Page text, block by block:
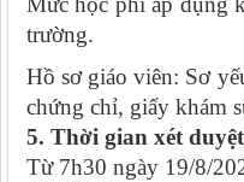
trường.
Hồ sơ giáo viên: Sơ
chứng chỉ, giấy khám
5. Thời gian xét
Từ 7h30 ngày 19/8/